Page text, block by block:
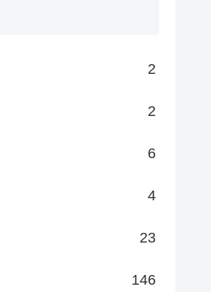
2
2
6
4
23
146